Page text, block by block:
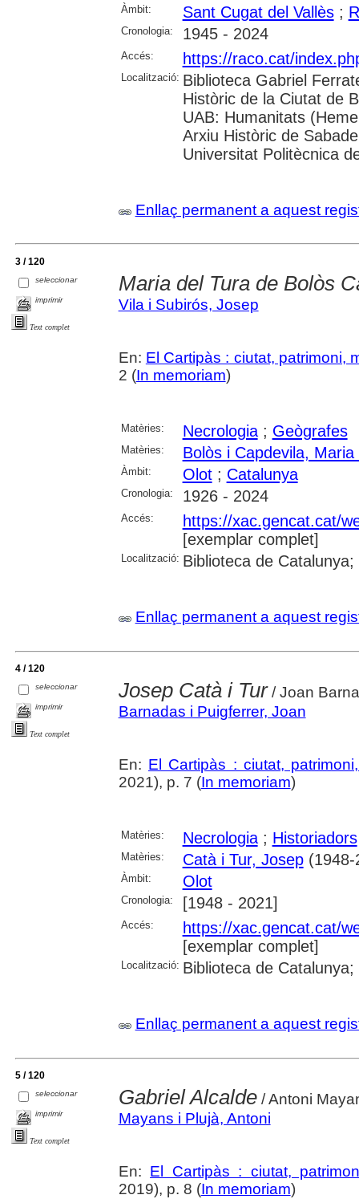
Àmbit: Sant Cugat del Vallès;
Cronologia: 1945 - 2024
Accés: https://raco.cat/
Localització: Biblioteca Gabriel
Històric de la Ciutat de
UAB: Humanitats
Arxiu Històric de
Universitat Politècnica
Enllaç permanent a aquest
3 / 120
seleccionar
imprimir
Text complet
Maria del Tura de Bolòs
Vila i Subirós, Josep
En: El Cartipàs : ciutat, patrimoni,
2 (In memoriam)
Matèries: Necrologia; Geògrafes
Matèries: Bolòs i Capdevila, Maria
Àmbit: Olot; Catalunya
Cronologia: 1926 - 2024
Accés:
https://xac.gencat.cat/
[exemplar complet]
Localització: Biblioteca de
Enllaç permanent a aquest
4 / 120
seleccionar
imprimir
Text complet
Josep Catà i Tur/ Joan
Barnadas i Puigferrer, Joan
En: El Cartipàs : ciutat,
2021), p. 7 (In memoriam)
Matèries: Necrologia; Historiadors
Matèries: Catà i Tur, Josep(1948-
Àmbit: Olot
Cronologia: [1948 - 2021]
Accés:
https://xac.gencat.cat/
[exemplar complet]
Localització: Biblioteca de
Enllaç permanent a aquest
5 / 120
seleccionar
imprimir
Text complet
Gabriel Alcalde/ Antoni
Mayans i Plujà, Antoni
En: El Cartipàs : ciutat,
2019), p. 8 (In memoriam)